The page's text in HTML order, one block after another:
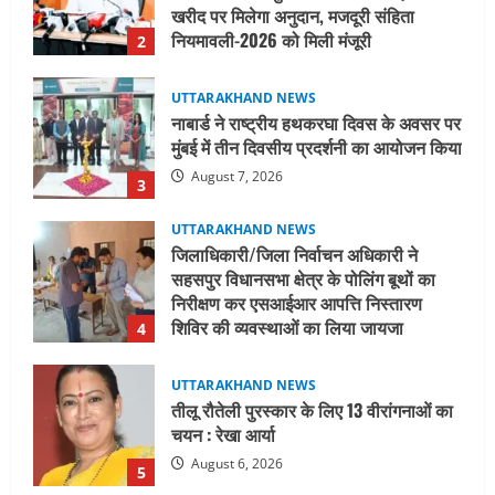
3 August 7, 2026
4
जिलाधिकारी/जिला निर्वाचन अधिकारी ने
सहसपुर विधानसभा क्षेत्र के पोलिंग बूथों का
निरीक्षण कर एसआईआर आपत्ति निस्तारण
शिविर की व्यवस्थाओं का लिया जायजा
5
UTTARAKHAND NEWS
तीलू रौतेली पुरस्कार के लिए 13 वीरांगनाओं का
चयन : रेखा आर्या
August 6, 2026
1
UTTARAKHAND NEWS
15 अगस्त तक ई-केवाईसी नहीं कराई तो गैस
आपूर्ति पर पड़ सकता है असर
August 8, 2026